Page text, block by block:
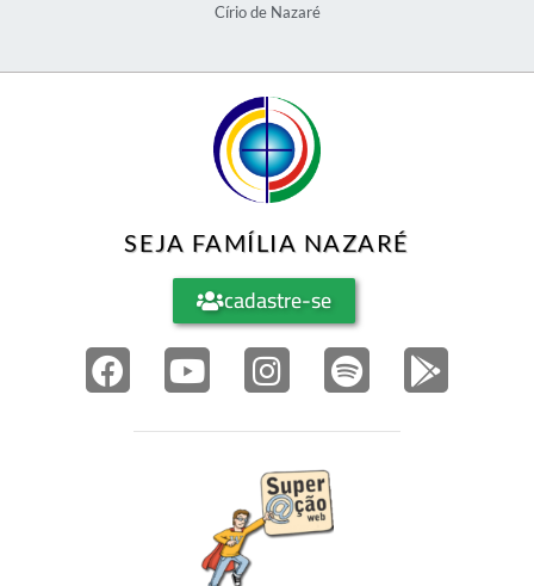
Círio de Nazaré
SEJA FAMÍLIA NAZARÉ
cadastre-se